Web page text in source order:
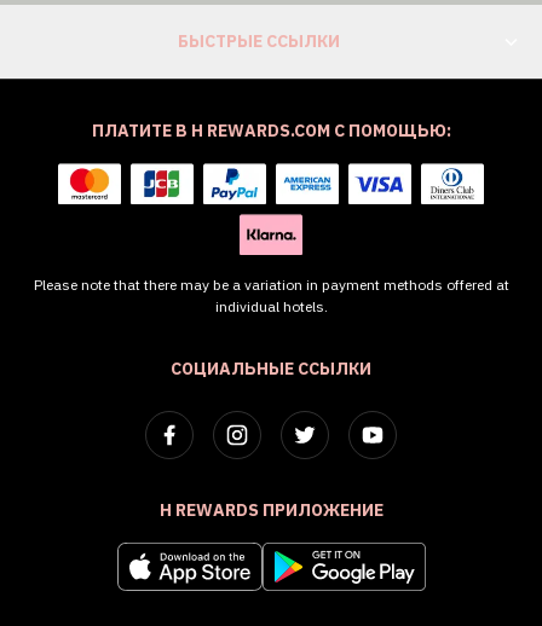
БЫСТРЫЕ ССЫЛКИ
СОЦИАЛЬНЫЕ ССЫЛКИ
H REWARDS ПРИЛОЖЕНИЕ
ПЛАТИТЕ В H REWARDS.COM С ПОМОЩЬЮ:
Please note that there may be a variation in payment methods offered at
individual hotels.